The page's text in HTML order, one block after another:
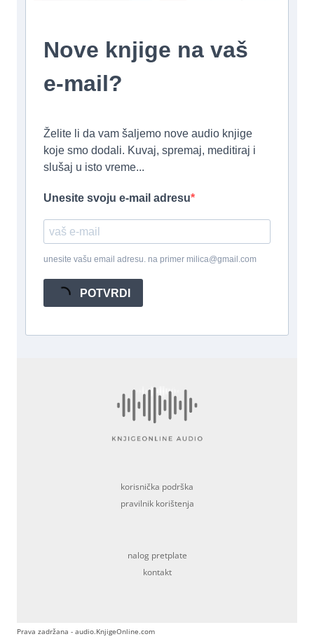
Nove knjige na vaš
e-mail?
Želite li da vam šaljemo nove audio knjige
koje smo dodali. Kuvaj, spremaj, meditiraj i
slušaj u isto vreme...
Unesite svoju e-mail adresu
unesite vašu email adresu. na primer milica@gmail.com
POTVRDI
korisnička podrška
pravilnik korištenja
nalog pretplate
kontakt
Prava zadržana - audio.KnjigeOnline.com